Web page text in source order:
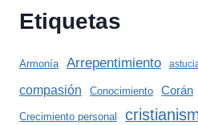
Etiquetas
Armonía Arrepentimiento
compasión Conocimiento Corán
Crecimiento personal